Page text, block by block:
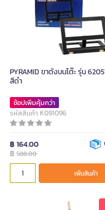
PYRAMID ขาตั้งบนโต๊ะ รุ่น
สีดำ
ช้อปเพิ่มคุ้มกว่า
รหัสสินค้า K091096
฿ 164.00
฿ 588.00
เพิ่มสินค้า